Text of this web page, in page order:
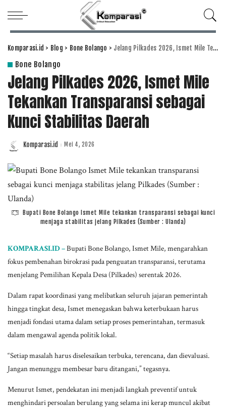
Komparasi.id > Blog > Bone Bolango > Jelang Pilkades 2026, Ismet Mile Tekankan Transparansi sebagai Kunci Stabilitas Daerah
Bone Bolango
Jelang Pilkades 2026, Ismet Mile
Tekankan Transparansi sebagai
Kunci Stabilitas Daerah
Posted
Komparasi.id Mei 4, 2026
Bupati Bone Bolango Ismet Mile tekankan transparansi sebagai kunci
menjaga stabilitas jelang Pilkades (Sumber : Ulanda)
KOMPARASI.ID –Bupati Bone Bolango, Ismet Mile, mengarahkan
fokus pembenahan birokrasi pada penguatan transparansi, terutama
menjelang Pemilihan Kepala Desa (Pilkades) serentak 2026.
Dalam rapat koordinasi yang melibatkan seluruh jajaran pemerintah
hingga tingkat desa, Ismet menegaskan bahwa keterbukaan harus
menjadi fondasi utama dalam setiap proses pemerintahan, termasuk
dalam mengawal agenda politik lokal.
“Setiap masalah harus diselesaikan terbuka, terencana, dan dievaluasi.
Jangan menunggu membesar baru ditangani,” tegasnya.
Menurut Ismet, pendekatan ini menjadi langkah preventif untuk
menghindari persoalan berulang yang selama ini kerap muncul akibat